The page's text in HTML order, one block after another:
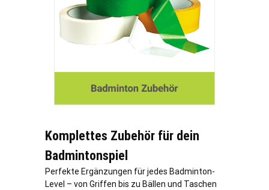
Komplettes Zubehör für dein
Badmintonspiel
Perfekte Ergänzungen für jedes Badminton-
Level – von Griffen bis zu Bällen und Taschen